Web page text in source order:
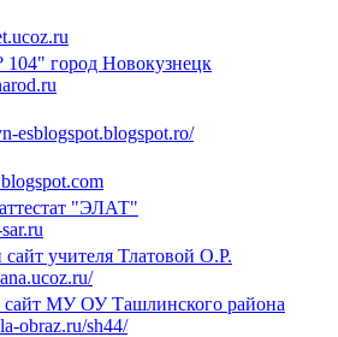
город Новокузнецк
esblogspot.blogspot.ro/
"ЭЛАТ"
учителя Тлатовой О.Р.
МУ ОУ Ташлинского района
obraz.ru/sh44/